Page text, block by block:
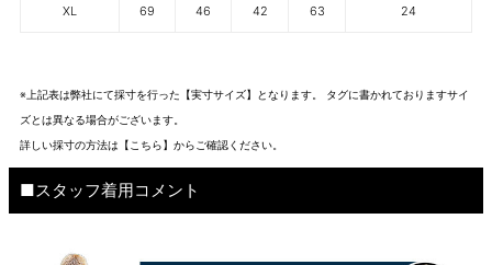
XL 69 46 42 63 24
※上記表は弊社にて採寸を行った【実寸サイズ】となります。 タグに書かれておりますサイ
ズとは異なる場合がございます。
詳しい採寸の方法は 【こちら】から ご確認ください。
■スタッフ着用コメント